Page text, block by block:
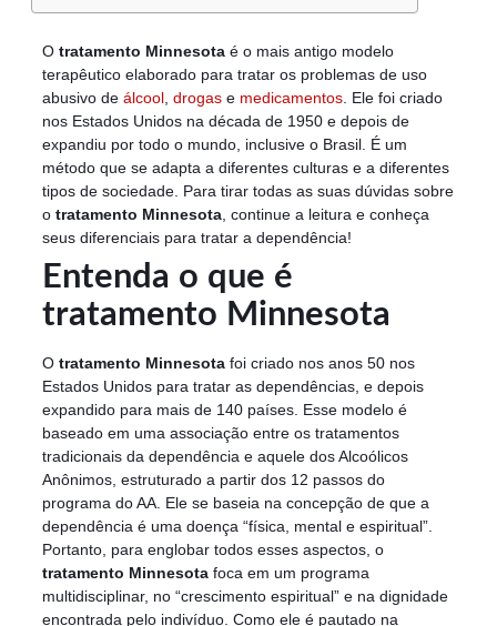
O tratamento Minnesota é o mais antigo modelo
terapêutico elaborado para tratar os problemas de uso
abusivo de álcool, drogas e medicamentos. Ele foi criado
nos Estados Unidos na década de 1950 e depois de
expandiu por todo o mundo, inclusive o Brasil. É um
método que se adapta a diferentes culturas e a diferentes
tipos de sociedade. Para tirar todas as suas dúvidas sobre
o tratamento Minnesota, continue a leitura e conheça
seus diferenciais para tratar a dependência!
Entenda o que é
tratamento Minnesota
O tratamento Minnesota foi criado nos anos 50 nos
Estados Unidos para tratar as dependências, e depois
expandido para mais de 140 países. Esse modelo é
baseado em uma associação entre os tratamentos
tradicionais da dependência e aquele dos Alcoólicos
Anônimos, estruturado a partir dos 12 passos do
programa do AA. Ele se baseia na concepção de que a
dependência é uma doença “física, mental e espiritual”.
Portanto, para englobar todos esses aspectos, o
tratamento Minnesota foca em um programa
multidisciplinar, no “crescimento espiritual” e na dignidade
encontrada pelo indivíduo. Como ele é pautado na